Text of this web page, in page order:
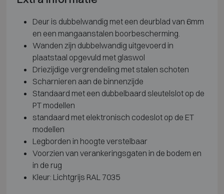
Deur is dubbelwandig met een deurblad van 6mm
en een mangaanstalen boorbescherming.
Wanden zijn dubbelwandig uitgevoerd in
plaatstaal opgevuld met glaswol
Driezijdige vergrendeling met stalen schoten
Scharnieren aan de binnenzijde
Standaard met een dubbelbaard sleutelslot op de
PT modellen
standaard met elektronisch codeslot op de ET
modellen
Legborden in hoogte verstelbaar
Voorzien van verankeringsgaten in de bodem en
in de rug
Kleur: Lichtgrijs RAL 7035